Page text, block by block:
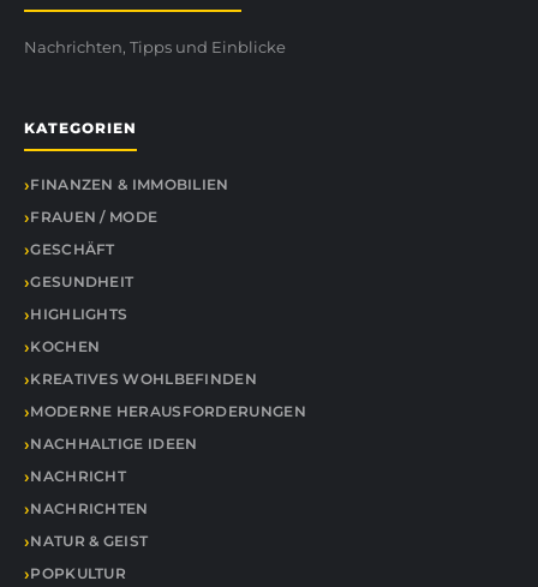
Nachrichten, Tipps und Einblicke
KATEGORIEN
FINANZEN & IMMOBILIEN
FRAUEN / MODE
GESCHÄFT
GESUNDHEIT
HIGHLIGHTS
KOCHEN
KREATIVES WOHLBEFINDEN
MODERNE HERAUSFORDERUNGEN
NACHHALTIGE IDEEN
NACHRICHT
NACHRICHTEN
NATUR & GEIST
POPKULTUR